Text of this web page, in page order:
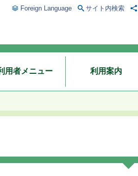
Foreign Language サイト内検索
用者メニュー 利用案内